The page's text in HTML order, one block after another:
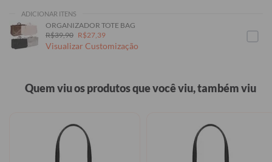
ADICIONAR ITENS
ORGANIZADOR TOTE BAG
R$39,90 R$27,39
Visualizar Customização
Quem viu os produtos que você viu, também viu